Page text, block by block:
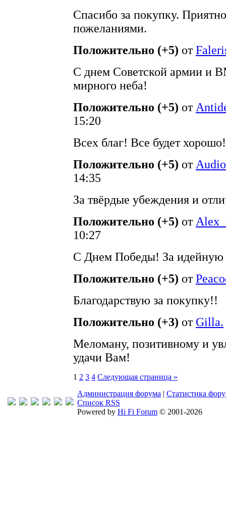
Спасибо за покупку.
пожеланиями.
Положительно (+5) от
С днем Советской армии и
мирного неба!
Положительно (+5) от
15:20
Всех благ! Все будет хорошо!
Положительно (+5) от
14:35
За твёрдые убеждения и
Положительно (+5) от
10:27
С Днем Победы! За идейную
Положительно (+5) от
Благодарствую за покупку!!
Положительно (+3) от Gilla.
Меломану, позитивному и
удачи Вам!
1 2 3 4 Следующая страница »
Администрация форума | Статистика
Список RSS
Powered by Hi Fi Forum © 2001-2026